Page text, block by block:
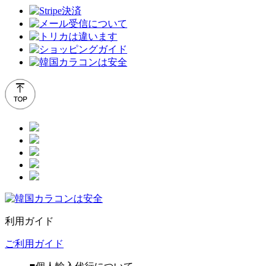
利用ガイド
ご利用ガイド